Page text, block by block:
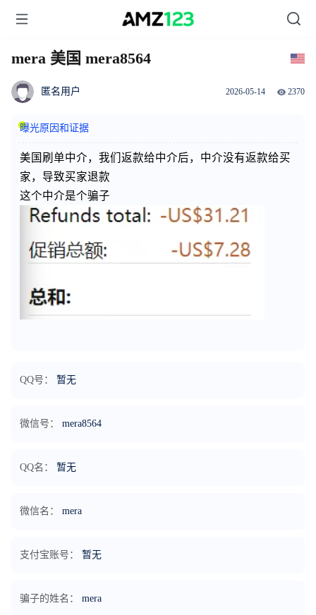
mera 美国 mera8564
匿名用户 2026-05-14 2370
曝光原因和证据
美国刷单中介，我们返款给中介后，中介没有返款给买
家，导致买家退款
这个中介是个骗子
QQ号： 暂无
微信号： mera8564
QQ名： 暂无
微信名： mera
支付宝账号： 暂无
骗子的姓名： mera